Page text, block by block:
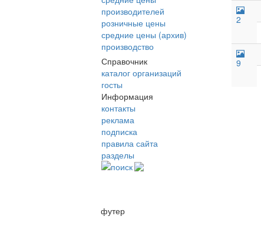
производителей
розничные цены
средние цены (архив)
производство
Справочник
каталог организаций
госты
Информация
контакты
реклама
подписка
правила сайта
разделы
поиск
2
9
футер